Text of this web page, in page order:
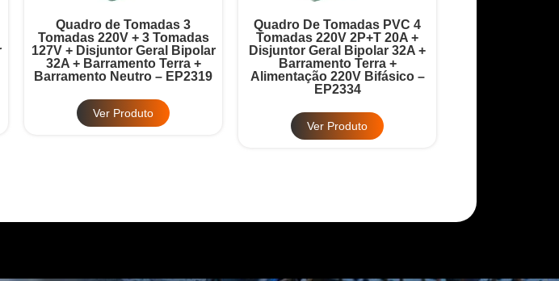
Quadro de Tomadas 3
Tomadas 220V + 3 Tomadas
127V + Disjuntor Geral Bipolar
32A + Barramento Terra +
Barramento Neutro – EP2319
Ver Produto
Quadro De Tomadas PVC 4
Tomadas 220V 2P+T 20A +
Disjuntor Geral Bipolar 32A +
Barramento Terra +
Alimentação 220V Bifásico –
EP2334
Ver Produto